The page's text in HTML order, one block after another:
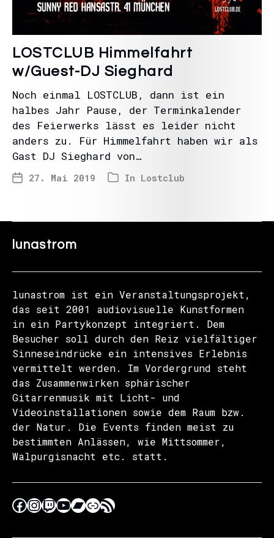
LOSTCLUB Himmelfahrt
w/Guest-DJ Sieghard
Noch einmal LOSTCLUB, dann ist ein
halbes Jahr Pause, der Terminkalender
des Feierwerks lässt es leider nicht
anders zu. Für Himmelfahrt haben wir als
Gast DJ Sieghard von…
27. Mai 2019 In Lostclub
lunastrom
lunastrom ist ein Veranstaltungsprojekt,
das seit 2001 audiovisuelle Kunstformen
in ein Partykonzept integriert. Dem
Besucher soll durch den Reiz vielfältiger
Sinneseindrücke ein intensives Erlebnis
vermittelt werden. Im Vordergrund steht
das Zusammenwirken sphärischer
Gitarrenmusik mit Licht- und
Videoinstallationen sowie dem Raum bzw.
der Natur. Die Events finden meist zu
bestimmten Anlässen, wie Mittsommer,
Walpurgisnacht etc. statt.